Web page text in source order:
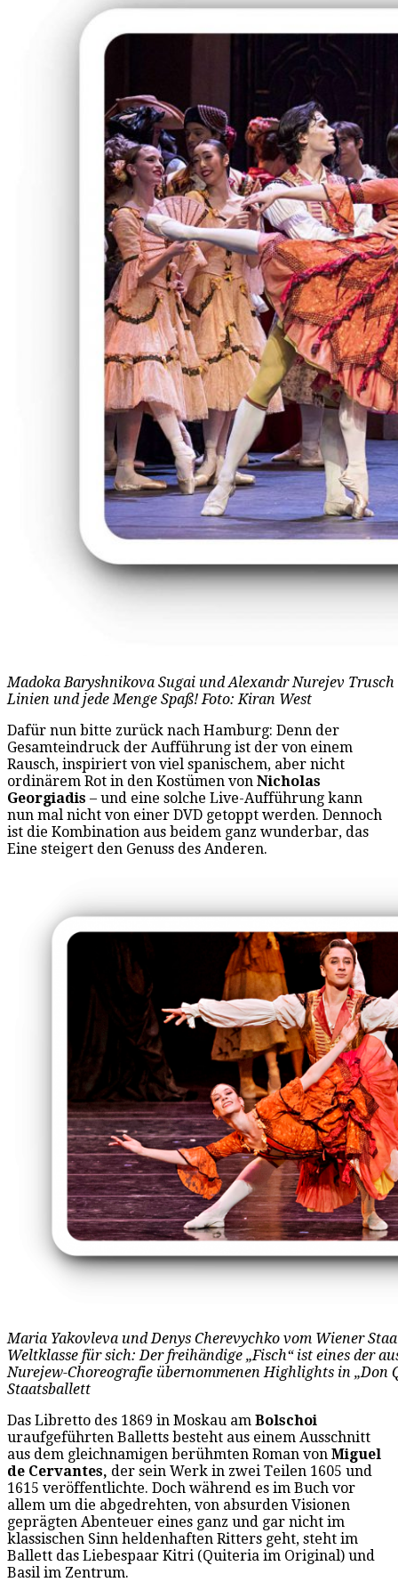
Madoka Baryshnikova Sugai und Alexandr Nurejev
Linien und jede Menge Spaß! Foto: Kiran West
Dafür nun bitte zurück nach Hamburg: Denn der
Gesamteindruck der Aufführung ist der von einem
Rausch, inspiriert von viel spanischem, aber nicht
ordinärem Rot in den Kostümen von Nicholas
Georgiadis – und eine solche Live-Aufführung kann
nun mal nicht von einer DVD getoppt werden. Dennoch
ist die Kombination aus beidem ganz wunderbar, das
Eine steigert den Genuss des Anderen.
Maria Yakovleva und Denys Cherevychko vom Wiener
Weltklasse für sich: Der freihändige „Fisch“ ist eines der
Nurejew-Choreografie übernommenen Highlights in „Don
Staatsballett
Das Libretto des 1869 in Moskau am Bolschoi
uraufgeführten Balletts besteht aus einem Ausschnitt
aus dem gleichnamigen berühmten Roman von Miguel
de Cervantes, der sein Werk in zwei Teilen 1605 und
1615 veröffentlichte. Doch während es im Buch vor
allem um die abgedrehten, von absurden Visionen
geprägten Abenteuer eines ganz und gar nicht im
klassischen Sinn heldenhaften Ritters geht, steht im
Ballett das Liebespaar Kitri (Quiteria im Original) und
Basil im Zentrum.